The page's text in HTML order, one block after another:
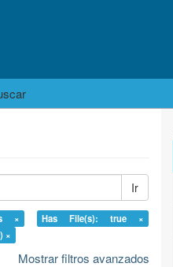
Ir
×
Has File(s): true ×
×
Mostrar filtros avanzados